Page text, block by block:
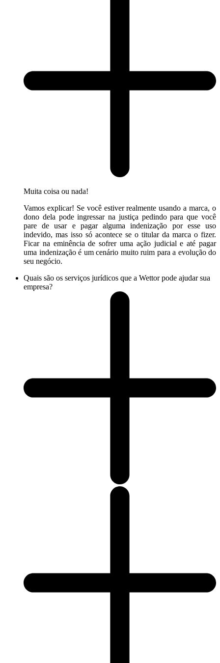
Muita coisa ou nada!
Vamos explicar! Se você estiver realmente usando a marca, o
dono dela pode ingressar na justiça pedindo para que você
pare de usar e pagar alguma indenização por esse uso
indevido, mas isso só acontece se o titular da marca o fizer.
Ficar na eminência de sofrer uma ação judicial e até pagar
uma indenização é um cenário muito ruim para a evolução do
seu negócio.
Quais são os serviços jurídicos que a Wettor pode ajudar sua
empresa?